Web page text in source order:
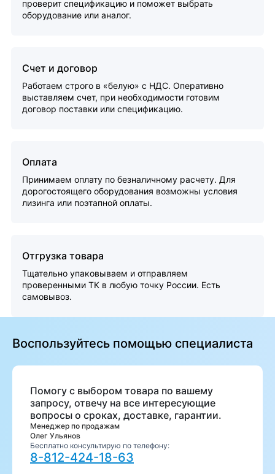
проверит спецификацию и поможет выбрать
оборудование или аналог.
Счет и договор
Работаем строго в «белую» с НДС. Оперативно
выставляем счет, при необходимости готовим
договор поставки или спецификацию.
Оплата
Принимаем оплату по безналичному расчету. Для
дорогостоящего оборудования возможны условия
лизинга или поэтапной оплаты.
Отгрузка товара
Тщательно упаковываем и отправляем
проверенными ТК в любую точку России. Есть
самовывоз.
Воспользуйтесь помощью специалиста
Помогу с выбором товара по вашему
запросу, отвечу на все интересующие
вопросы о сроках, доставке, гарантии.
Менеджер по продажам
Олег Ульянов
Бесплатно консультирую по телефону:
8-812-424-18-63